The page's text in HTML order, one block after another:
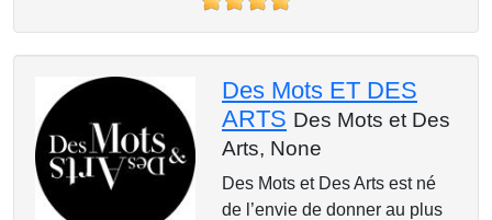
Des Mots ET DES
ARTS Des Mots et Des
Arts, None
Des Mots et Des Arts est né
de l’envie de donner au plus